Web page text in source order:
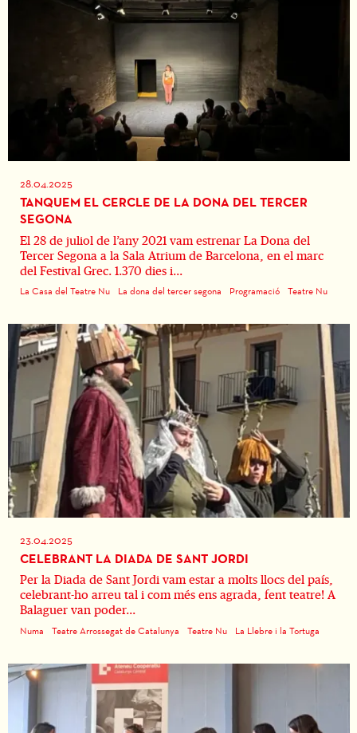
28.04.2025
TANQUEM EL CERCLE DE LA DONA DEL TERCER
SEGONA
El 28 de juliol de l’any 2021 vam estrenar La Dona del
Tercer Segona a la Sala Atrium de Barcelona, en el marc
del Festival Grec. 1.370 dies i...
La Casa del Teatre Nu La dona del tercer segona Programació Teatre Nu
23.04.2025
CELEBRANT LA DIADA DE SANT JORDI
Per la Diada de Sant Jordi vam estar a molts llocs del país,
celebrant-ho arreu tal i com més ens agrada, fent teatre! A
Balaguer van poder...
Numa Teatre Arrossegat de Catalunya Teatre Nu La Llebre i la Tortuga